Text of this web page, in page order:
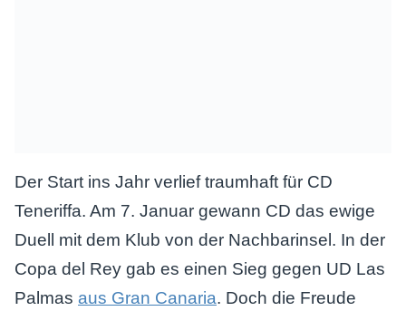
Der Start ins Jahr verlief traumhaft für CD
Teneriffa. Am 7. Januar gewann CD das ewige
Duell mit dem Klub von der Nachbarinsel. In der
Copa del Rey gab es einen Sieg gegen UD Las
Palmas aus Gran Canaria. Doch die Freude